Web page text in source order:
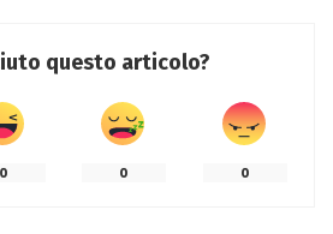
questo articolo?
0 0 0